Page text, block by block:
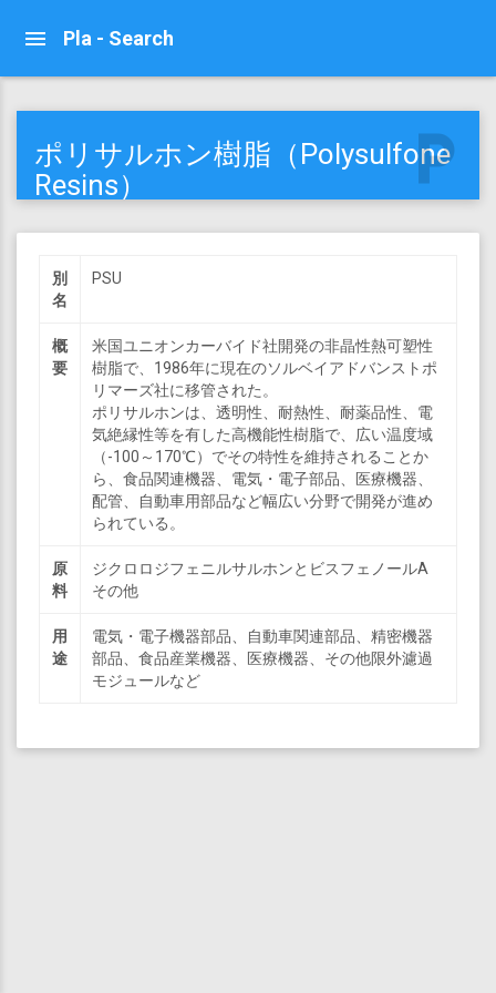
Pla - Search
local_parking
ポリサルホン樹脂（Polysulfone
Resins）
別
名
PSU
概
要
米国ユニオンカーバイド社開発の非晶性熱可塑性
樹脂で、1986年に現在のソルベイアドバンストポ
リマーズ社に移管された。
ポリサルホンは、透明性、耐熱性、耐薬品性、電
気絶縁性等を有した高機能性樹脂で、広い温度域
（-100～170℃）でその特性を維持されることか
ら、食品関連機器、電気・電子部品、医療機器、
配管、自動車用部品など幅広い分野で開発が進め
られている。
原
料
ジクロロジフェニルサルホンとビスフェノールA
その他
用
途
電気・電子機器部品、自動車関連部品、精密機器
部品、食品産業機器、医療機器、その他限外濾過
モジュールなど